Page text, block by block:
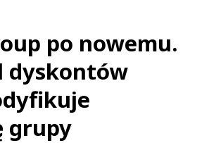
po nowemu.
dyskontów
grupy